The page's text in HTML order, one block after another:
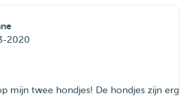
2020
mijn twee hondjes! De hondjes zijn erg